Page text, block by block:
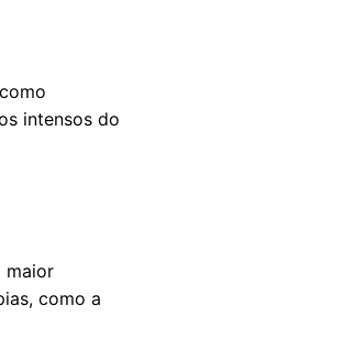
intensos do
maior
como a